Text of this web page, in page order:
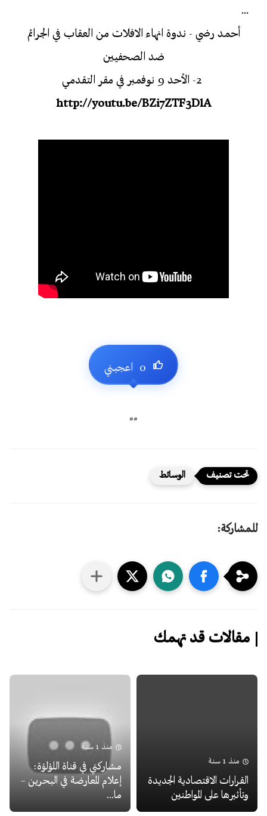
...
أحمد رضي - ندوة انهاء الافلات من العقاب في الجرائم
ضد الصحفيين
http://youtu.be/BZi7ZTF3DlA
##
الوسائط
للمشاركة:
مقالات قد تهمك
منذ 1 سنة
القرارات الاقتصادية الجديدة
وتأثيرها على المواطنين
منذ 1 سنة
مشاركتي في قناة اللؤلؤة:
إعلام المعارضة في البحرين –
ما...